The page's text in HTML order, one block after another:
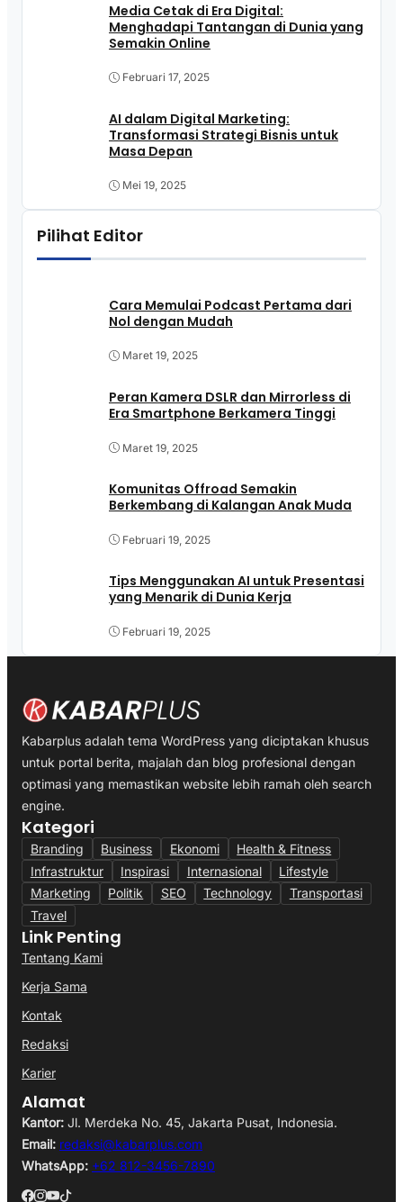
Media Cetak di Era Digital:
Menghadapi Tantangan di Dunia yang
Semakin Online
Februari 17, 2025
AI dalam Digital Marketing:
Transformasi Strategi Bisnis untuk
Masa Depan
Mei 19, 2025
Pilihat Editor
Cara Memulai Podcast Pertama dari
Nol dengan Mudah
Maret 19, 2025
Peran Kamera DSLR dan Mirrorless di
Era Smartphone Berkamera Tinggi
Maret 19, 2025
Komunitas Offroad Semakin
Berkembang di Kalangan Anak Muda
Februari 19, 2025
Tips Menggunakan AI untuk Presentasi
yang Menarik di Dunia Kerja
Februari 19, 2025
Kabarplus adalah tema WordPress yang diciptakan khusus
untuk portal berita, majalah dan blog profesional dengan
optimasi yang memastikan website lebih ramah oleh search
engine.
Kategori
Branding Business Ekonomi
Health & Fitness
Infrastruktur
Inspirasi Internasional
Lifestyle
Marketing
Politik SEO Technology
Transportasi
Travel
Link Penting
Tentang Kami
Kerja Sama
Kontak
Redaksi
Karier
Alamat
Kantor: Jl. Merdeka No. 45, Jakarta Pusat, Indonesia.
Email: redaksi@kabarplus.com
WhatsApp: +62 812-3456-7890